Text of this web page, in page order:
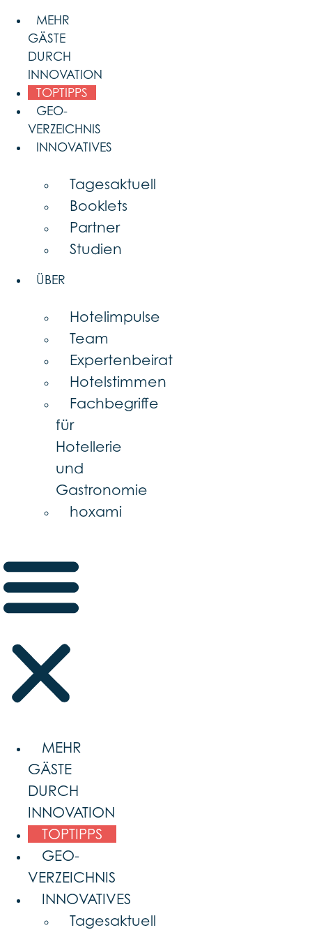
content
MEHR
GÄSTE
DURCH
INNOVATION
TOPTIPPS
GEO-
VERZEICHNIS
INNOVATIVES
Tagesaktuell
Booklets
Partner
Studien
ÜBER
Hotelimpulse
Team
Expertenbeirat
Hotelstimmen
Fachbegriffe
für
Hotellerie
und
Gastronomie
hoxami
MEHR
GÄSTE
DURCH
INNOVATION
TOPTIPPS
GEO-
VERZEICHNIS
INNOVATIVES
Tagesaktuell